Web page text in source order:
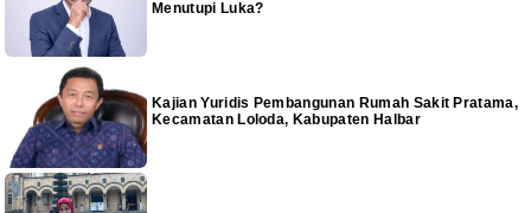
Menutupi Luka?
Kajian Yuridis Pembangunan Rumah Sakit Pratama,
Kecamatan Loloda, Kabupaten Halbar